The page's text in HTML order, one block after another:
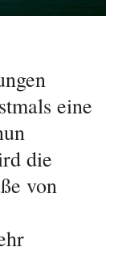
eine
die
von